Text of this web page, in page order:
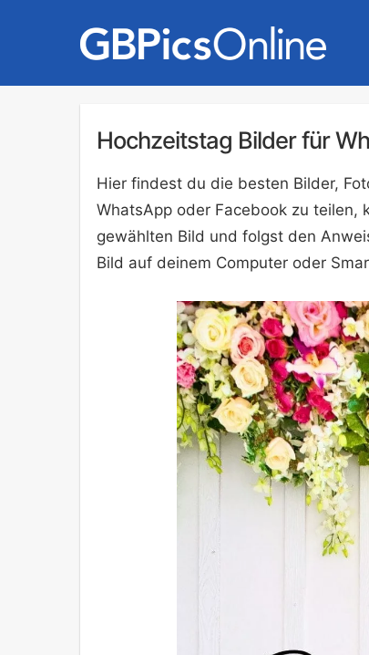
Hochzeitstag Bilder für
Hier findest du die besten Bilder,
WhatsApp oder Facebook zu
gewählten Bild und folgst den
Bild auf deinem Computer oder